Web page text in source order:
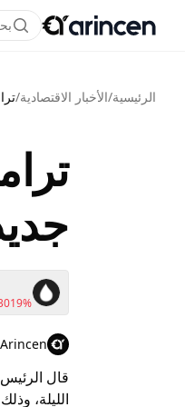
الرئيسية/الأخبار الاقتصادية/
Arincen
قال
الليلة،